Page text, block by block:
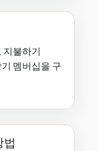
지불하기
멤버십을 구